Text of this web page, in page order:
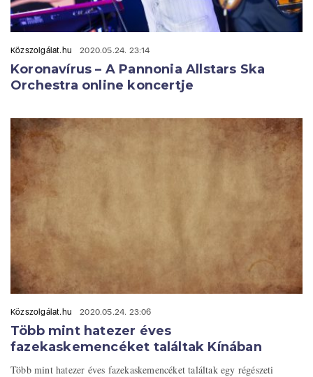
Közszolgálat.hu 2020.05.24. 23:14
Koronavírus – A Pannonia Allstars Ska
Orchestra online koncertje
Közszolgálat.hu 2020.05.24. 23:06
Több mint hatezer éves
fazekaskemencéket találtak Kínában
Több mint hatezer éves fazekaskemencéket találtak egy régészeti